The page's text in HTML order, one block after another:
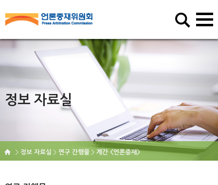
정보 자료실
정보 자료실 연구 간행물 계간 <언론중재>